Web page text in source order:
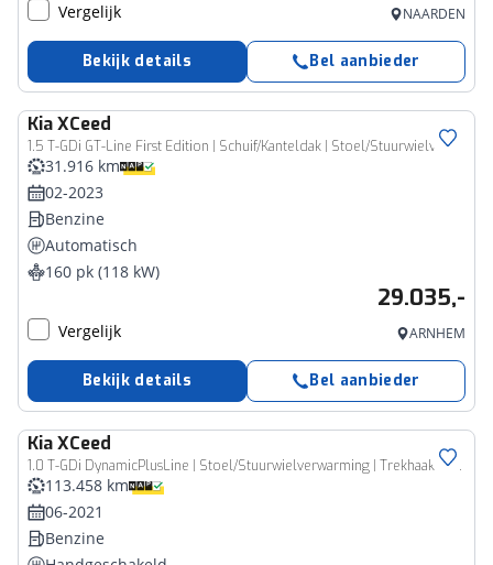
Vergelijk NAARDEN
Bekijk details Bel aanbieder
KiaXCeed
1.5 T-GDi GT-Line First Edition | Schuif/Kanteldak | Stoel/Stuurwielverwarming | Climate Control |
31.916 km
02-2023
Benzine
Automatisch
160 pk (118 kW)
29.035,-
Vergelijk ARNHEM
Bekijk details Bel aanbieder
KiaXCeed
1.0 T-GDi DynamicPlusLine | Stoel/Stuurwielverwarming | Trekhaak | Camera |
113.458 km
06-2021
Benzine